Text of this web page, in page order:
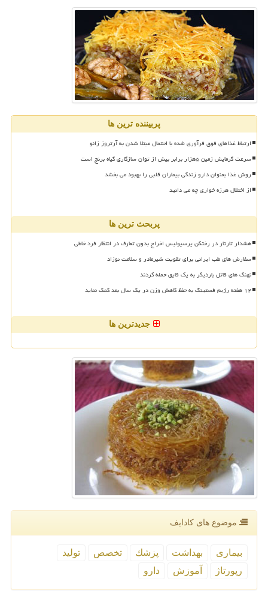
پربیننده ترین ها
ارتباط غذاهای فوق فرآوری شده با احتمال مبتلا شدن به آرتروز زانو
سرعت گرمایش زمین ۵هزار برابر بیش از توان سازگاری گیاه برنج است
روش غذا بعنوان دارو زندگی بیماران قلبی را بهبود می بخشد
از اختلال هرزه خواری چه می دانید
پربحث ترین ها
هشدار تارتار در رختکن پرسپولیس اخراج بدون تعارف در انتظار فرد خاطی
سفارش های طب ایرانی برای تقویت شیرمادر و سلامت نوزاد
نهنگ های قاتل باردیگر به یک قایق حمله کردند
۱۲ هفته رژیم فستینگ به حفظ کاهش وزن در یک سال بعد کمک نماید
جدیدترین ها
موضوع های كادایف
بیماری بهداشت پزشك تخصص
تولید
رپورتاژ
آموزش دارو